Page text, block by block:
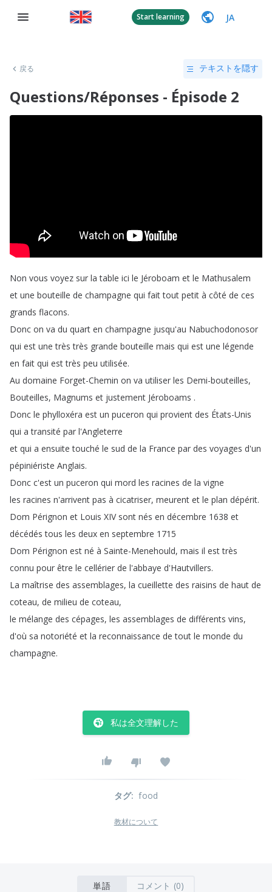
Start learning JA
戻る テキストを隠す
Questions/Réponses - Épisode 2
Non vous voyez sur la table ici le Jéroboam et le Mathusalem
et une bouteille de champagne qui fait tout petit à côté de ces
grands flacons.
Donc on va du quart en champagne jusqu'au Nabuchodonosor
qui est une très très grande bouteille mais qui est une légende
en fait qui est très peu utilisée.
Au domaine Forget-Chemin on va utiliser les Demi-bouteilles,
Bouteilles, Magnums et justement Jéroboams .
Donc le phylloxéra est un puceron qui provient des États-Unis
qui a transité par l'Angleterre
et qui a ensuite touché le sud de la France par des voyages d'un
pépiniériste Anglais.
Donc c'est un puceron qui mord les racines de la vigne
les racines n'arrivent pas à cicatriser, meurent et le plan dépérit.
Dom Pérignon et Louis XIV sont nés en décembre 1638 et
décédés tous les deux en septembre 1715
Dom Pérignon est né à Sainte-Menehould, mais il est très
connu pour être le cellérier de l'abbaye d'Hautvillers.
La maîtrise des assemblages, la cueillette des raisins de haut de
coteau, de milieu de coteau,
le mélange des cépages, les assemblages de différents vins,
d'où sa notoriété et la reconnaissance de tout le monde du
champagne.
私は全文理解した
タグ: food
教材について
単語 コメント (0)